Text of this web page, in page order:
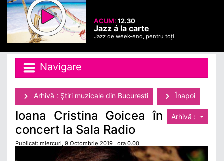
ACUM: 12.30
Jazz á la carte
Jazz de week-end, pentru toți
Navigare
Arhivă : Ştiri muzicale din Bucuresti Înapoi
Arhivă :
Ioana Cristina Goicea în
concert la Sala Radio
Publicat: miercuri, 9 Octombrie 2019 , ora 0.00